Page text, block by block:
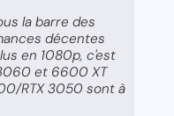
la barre des
décentes
en 1080p, c'est
et 6600 XT
RTX 3050 sont à